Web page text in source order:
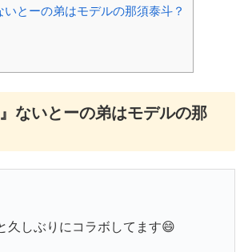
いとーの弟はモデルの那須泰斗？
』ないとーの弟はモデルの那
久しぶりにコラボしてます😄